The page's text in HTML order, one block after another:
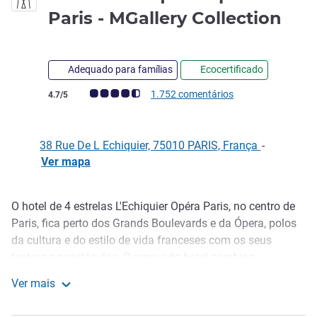
Paris - MGallery Collection
Adequado para famílias Ecocertificado
Nota clientes Avis (Classificação ALL)
4.7/5 1.752 comentários
38 Rue De L Echiquier, 75010 PARIS, França -
Ver mapa
Descrição
O hotel de 4 estrelas L'Echiquier Opéra Paris, no centro de
Paris, fica perto dos Grands Boulevards e da Ópera, polos
da cultura e do estilo de vida franceses com os seus
Belle Epoque no mobiliário, pisos em mosaico e pinturas.
Ver mais